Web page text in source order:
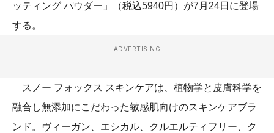
ッティング パウダー」（税込5940円）が7月24日に登場
する。
ADVERTISING
スノー フォックス スキンケアは、植物学と皮膚科学を
融合し無添加にこだわった敏感肌向けのスキンケアブラ
ンド。ヴィーガン、エシカル、クルエルティフリー、ク